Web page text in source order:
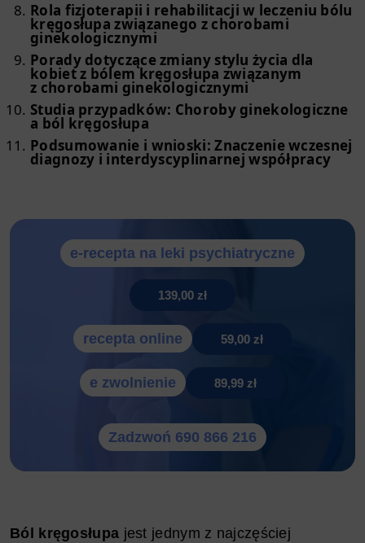
Rola fizjoterapii i rehabilitacji w leczeniu bólu
kręgosłupa związanego z chorobami
ginekologicznymi
Porady dotyczące zmiany stylu życia dla
kobiet z bólem kręgosłupa związanym
z chorobami ginekologicznymi
Studia przypadków: Choroby ginekologiczne
a ból kręgosłupa
Podsumowanie i wnioski: Znaczenie wczesnej
diagnozy i interdyscyplinarnej współpracy
e-recepta na leki psychiatryczne
139,00 zł
recepta online 59,00 zł
e zwolnienie 89,99 zł
Zadzwoń 690 866 216
Ból kręgosłupa jest jednym z najczęściej